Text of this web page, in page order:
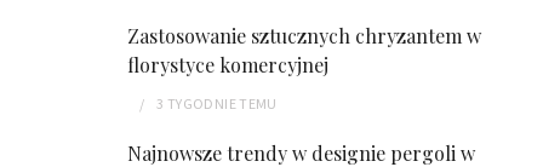
Zastosowanie sztucznych chryzantem w
florystyce komercyjnej
3 TYGODNIE TEMU
Najnowsze trendy w designie pergoli w